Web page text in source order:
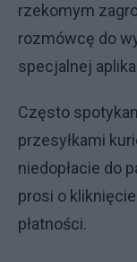
rzekomym
rozmówcę do
specjalnej
Często
przesyłkami
niedopłacie do
prosi o
płatności.